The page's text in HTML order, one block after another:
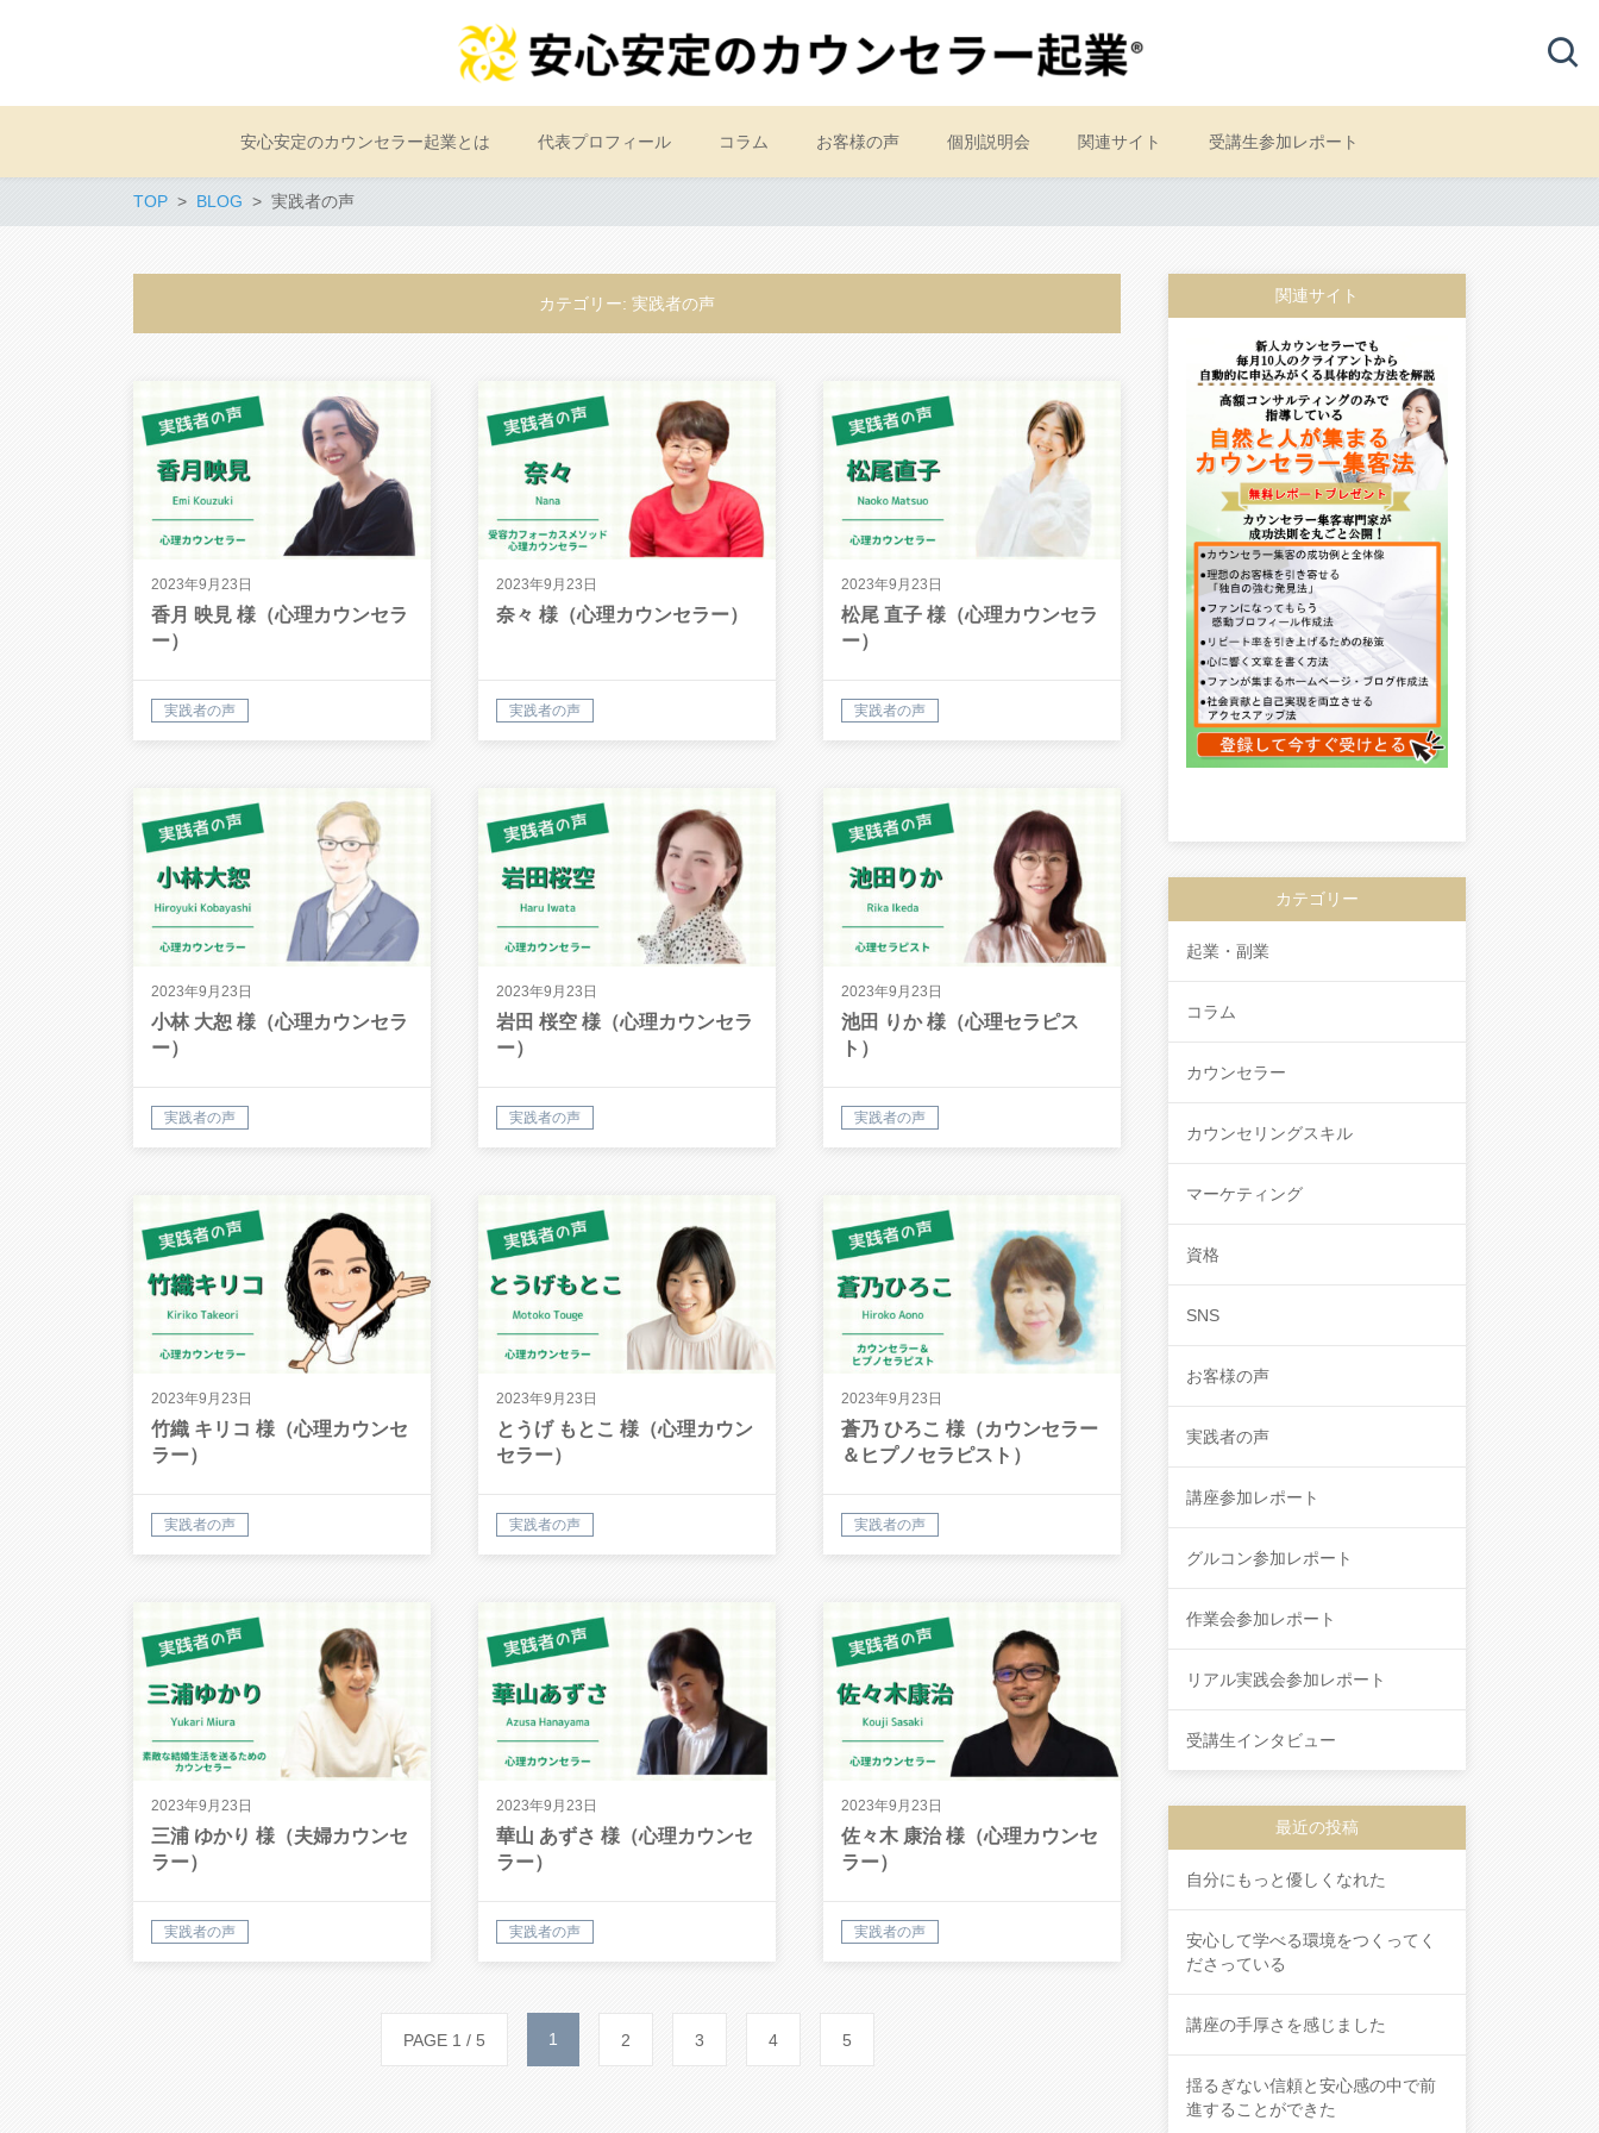
安心安定のカウンセラー起業とは 代表プロフィール コラム お客様の声 個別説明会 関連サイト 受講生参加レポート
TOP BLOG 実践者の声
カテゴリー: 実践者の声
2023年9月23日
香月 映見 様（心理カウンセラ
ー）
実践者の声
2023年9月23日
奈々 様（心理カウンセラー）
実践者の声
2023年9月23日
松尾 直子 様（心理カウンセラ
ー）
実践者の声
2023年9月23日
小林 大恕 様（心理カウンセラ
ー）
実践者の声
2023年9月23日
岩田 桜空 様（心理カウンセラ
ー）
実践者の声
2023年9月23日
池田 りか 様（心理セラピス
ト）
実践者の声
2023年9月23日
竹織 キリコ 様（心理カウンセ
ラー）
実践者の声
2023年9月23日
とうげ もとこ 様（心理カウン
セラー）
実践者の声
2023年9月23日
蒼乃 ひろこ 様（カウンセラー
＆ヒプノセラピスト）
実践者の声
2023年9月23日
三浦 ゆかり 様（夫婦カウンセ
ラー）
実践者の声
2023年9月23日
華山 あずさ 様（心理カウンセ
ラー）
実践者の声
2023年9月23日
佐々木 康治 様（心理カウンセ
ラー）
実践者の声
PAGE 1 / 5 1 2 3 4 5
関連サイト
カテゴリー
起業・副業
コラム
カウンセラー
カウンセリングスキル
マーケティング
資格
SNS
お客様の声
実践者の声
講座参加レポート
グルコン参加レポート
作業会参加レポート
リアル実践会参加レポート
受講生インタビュー
最近の投稿
自分にもっと優しくなれた
安心して学べる環境をつくってく
ださっている
講座の手厚さを感じました
揺るぎない信頼と安心感の中で前
進することができた